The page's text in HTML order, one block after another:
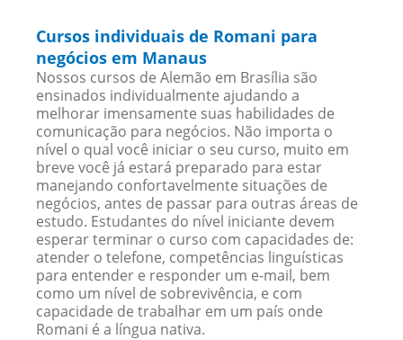
Cursos individuais de Romani para
negócios em Manaus
Nossos cursos de Alemão em Brasília são
ensinados individualmente ajudando a
melhorar imensamente suas habilidades de
comunicação para negócios. Não importa o
nível o qual você iniciar o seu curso, muito em
breve você já estará preparado para estar
manejando confortavelmente situações de
negócios, antes de passar para outras áreas de
estudo. Estudantes do nível iniciante devem
esperar terminar o curso com capacidades de:
atender o telefone, competências linguísticas
para entender e responder um e-mail, bem
como um nível de sobrevivência, e com
capacidade de trabalhar em um país onde
Romani é a língua nativa.